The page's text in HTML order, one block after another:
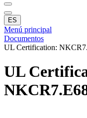
ES
Menú principal
Documentos
UL Certification:
UL